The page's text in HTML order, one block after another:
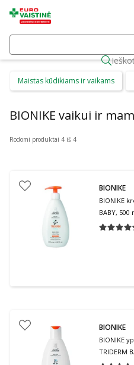
Maistas kūdikiams ir vaikams
BIONIKE vaikui ir
Rodomi produktai 4 iš 4
BIONIKE
BIONIKE
BABY, 500
Vidutinis
BIONIKE
BIONIKE
TRIDERM